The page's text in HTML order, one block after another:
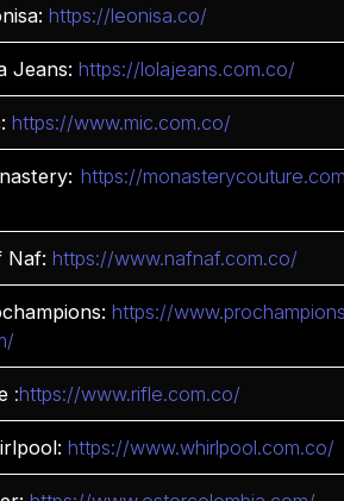
https://leonisa.co/
Jeans: https://lolajeans.com.co/
https://www.mic.com.co/
https://
Naf: https://www.nafnaf.com.co/
https://
:https://www.rifle.com.co/
https://www.whirlpool.com.co/